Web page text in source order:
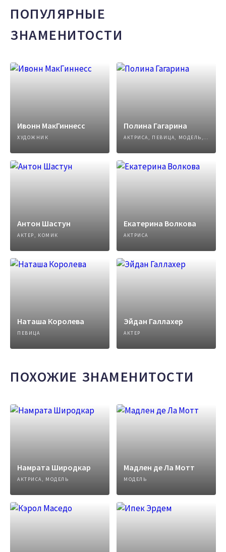
ПОПУЛЯРНЫЕ
ЗНАМЕНИТОСТИ
Ивонн МакГиннесс
ХУДОЖНИК
Полина Гагарина
АКТРИСА, ПЕВИЦА, МОДЕЛЬ, АВТОР ПЕСЕН
Антон Шастун
АКТЕР, КОМИК
Екатерина Волкова
АКТРИСА
Наташа Королева
ПЕВИЦА
Эйдан Галлахер
АКТЕР
ПОХОЖИЕ ЗНАМЕНИТОСТИ
Намрата Широдкар
АКТРИСА, МОДЕЛЬ
Мадлен де Ла Мотт
МОДЕЛЬ